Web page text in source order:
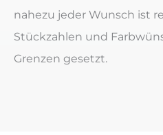
nahezu jeder Wunsch ist
Stückzahlen und
Grenzen gesetzt.